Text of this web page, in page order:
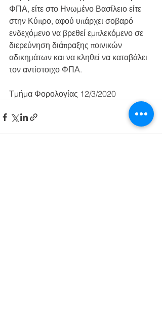
ΦΠΑ, είτε στο Ηνωμένο Βασίλειο είτε
στην Κύπρο, αφού υπάρχει σοβαρό
ενδεχόμενο να βρεθεί εμπλεκόμενο σε
διερεύνηση διάπραξης ποινικών
αδικημάτων και να κληθεί να καταβάλει
τον αντίστοιχο ΦΠΑ.
Τμήμα Φορολογίας 12/3/2020